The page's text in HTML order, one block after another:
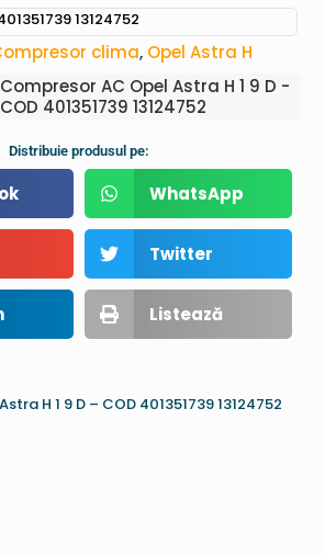
13124752
clima, Opel Astra H
Compresor AC Opel Astra H 1 9 D -
COD 401351739 13124752
Distribuie produsul pe:
WhatsApp
Twitter
Listează
H 1 9 D – COD 401351739 13124752